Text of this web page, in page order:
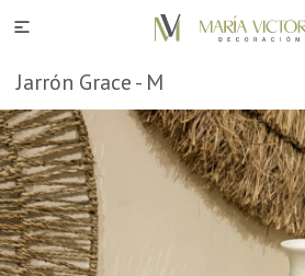

Jarrón Grace - M